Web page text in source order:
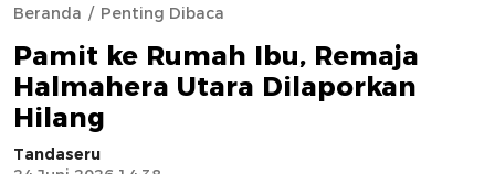
Beranda Penting Dibaca
Pamit ke Rumah Ibu, Remaja
Halmahera Utara Dilaporkan
Hilang
Tandaseru